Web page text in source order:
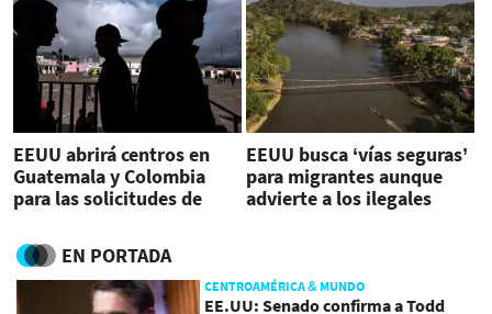
EEUU abrirá centros en
Guatemala y Colombia
para las solicitudes de
EEUU busca ‘vías seguras’
para migrantes aunque
advierte a los ilegales
EN PORTADA
CENTROAMÉRICA & MUNDO
EE.UU: Senado confirma a Todd